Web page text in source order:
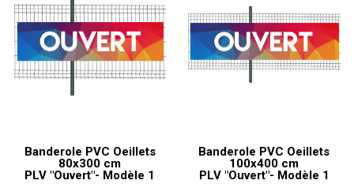
Banderole PVC Oeillets
80x300 cm
PLV "Ouvert"- Modèle 1
Banderole PVC Oeillets
100x400 cm
PLV "Ouvert"- Modèle 1